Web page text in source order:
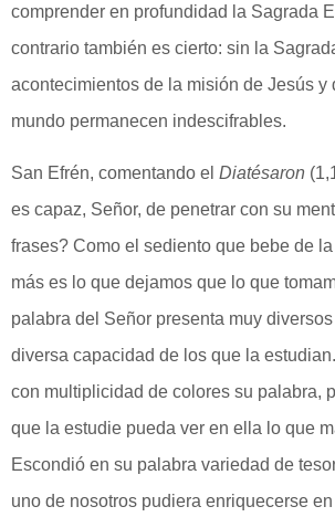
comprender en profundidad la Sagrada
contrario también es cierto: sin la
acontecimientos de la misión de Jesús y
mundo permanecen indescifrables.
San Efrén, comentando el Diatésaron
es capaz, Señor, de penetrar con su
frases? Como el sediento que bebe de
más es lo que dejamos que lo que
palabra del Señor presenta muy
diversa capacidad de los que la
con multiplicidad de colores su palabra,
que la estudie pueda ver en ella lo que
Escondió en su palabra variedad de
uno de nosotros pudiera enriquecerse